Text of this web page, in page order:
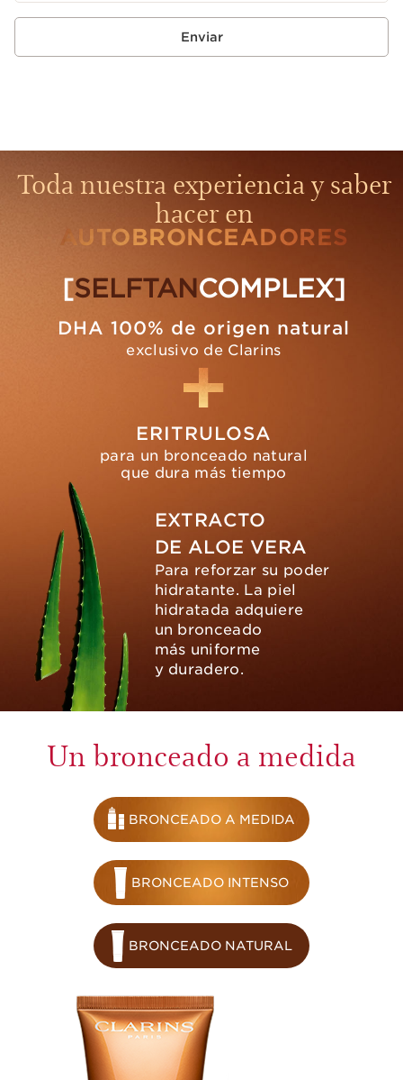
Enviar
Toda nuestra experiencia y saber
hacer en
AUTOBRONCEADORES
[SELFTANCOMPLEX]
DHA 100% de origen natural
exclusivo de Clarins
ERITRULOSA
para un bronceado natural
que dura más tiempo
EXTRACTO
DE ALOE VERA
Para reforzar su poder
hidratante. La piel
hidratada adquiere
un bronceado
más uniforme
y duradero.
Un bronceado a medida
BRONCEADO NATURAL
BRONCEADO INTENSO
BRONCEADO A MEDIDA